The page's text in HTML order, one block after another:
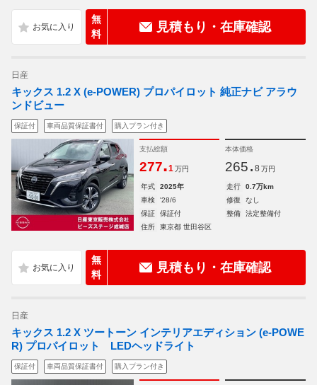
無
料
見積もり・在庫確認
日産
キックス 1.2 X (e-POWER) プロパイロット 純正ナビ アラウ
ンドビュー
保証付 車両品質保証書付 購入プラン付き
支払総額
277.1 万円
本体価格
265. 8 万円
年式 2025年 走行
0.7万km
車検
'28/6 修復
なし
保証
保証付 整備
法定整備付
住所
東京都 世田谷区
無
料
見積もり・在庫確認
日産
キックス 1.2 X ツートーン インテリアエディション (e-POWE
R) プロパイロット LEDヘッドライト
保証付 車両品質保証書付 購入プラン付き